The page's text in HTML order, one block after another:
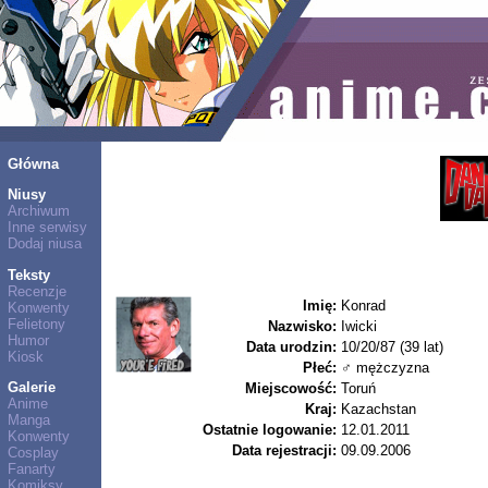
Główna
Niusy
Archiwum
Inne serwisy
Dodaj niusa
Teksty
Recenzje
Konwenty
Felietony
Humor
Kiosk
Galerie
Anime
Manga
Konwenty
Cosplay
Fanarty
Imię: Konrad
Nazwisko: Iwicki
Data urodzin: 10/20/87 (39 lat)
Płeć: ♂ mężczyzna
Miejscowość: Toruń
Kraj: Kazachstan
Ostatnie logowanie: 12.01.2011
Data rejestracji: 09.09.2006